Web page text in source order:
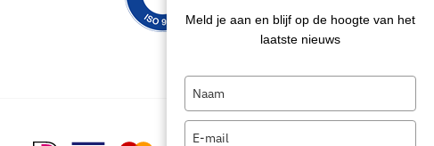
Meld je aan en blijf op de hoogte van het
laatste nieuws
name